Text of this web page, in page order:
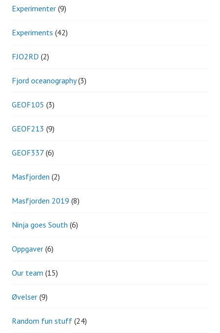
Experimenter (9)
Experiments (42)
FJO2RD (2)
Fjord oceanography(3)
GEOF105 (3)
GEOF213 (9)
GEOF337 (6)
Masfjorden (2)
Masfjorden 2019 (8)
Ninja goes South (6)
Oppgaver (6)
Our team (15)
Øvelser (9)
Random fun stuff (24)